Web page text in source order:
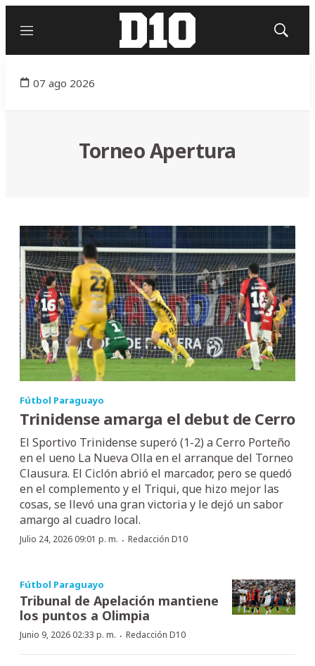
Menú
Mostrar
07 ago 2026
Torneo Apertura
Fútbol Paraguayo
Trinidense amarga el debut de Cerro
El Sportivo Trinidense superó (1-2) a Cerro Porteño
en el ueno La Nueva Olla en el arranque del Torneo
Clausura. El Ciclón abrió el marcador, pero se quedó
en el complemento y el Triqui, que hizo mejor las
cosas, se llevó una gran victoria y le dejó un sabor
amargo al cuadro local.
Julio 24, 2026 09:01 p. m. · Redacción D10
Fútbol Paraguayo
Tribunal de Apelación mantiene
los puntos a Olimpia
Junio 9, 2026 02:33 p. m. · Redacción D10